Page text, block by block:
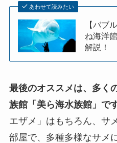
あわせて読みたい
【バブ
ね海洋
解説！
最後のオススメは、多く
族館「美ら海水族館」です
エザメ」はもちろん、サ
部屋で、多種多様なサメ